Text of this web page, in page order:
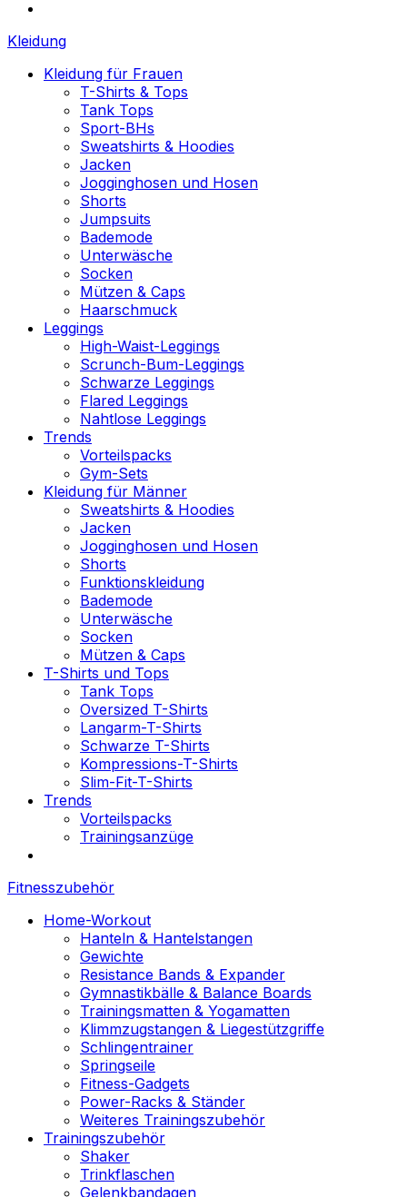
Kleidung
Kleidung für Frauen
T-Shirts & Tops
Tank Tops
Sport-BHs
Sweatshirts & Hoodies
Jacken
Jogginghosen und Hosen
Shorts
Jumpsuits
Bademode
Unterwäsche
Socken
Mützen & Caps
Haarschmuck
Leggings
High-Waist-Leggings
Scrunch-Bum-Leggings
Schwarze Leggings
Flared Leggings
Nahtlose Leggings
Trends
Vorteilspacks
Gym-Sets
Kleidung für Männer
Sweatshirts & Hoodies
Jacken
Jogginghosen und Hosen
Shorts
Funktionskleidung
Bademode
Unterwäsche
Socken
Mützen & Caps
T-Shirts und Tops
Tank Tops
Oversized T-Shirts
Langarm-T-Shirts
Schwarze T-Shirts
Kompressions-T-Shirts
Slim-Fit-T-Shirts
Trends
Vorteilspacks
Trainingsanzüge
Fitnesszubehör
Home-Workout
Hanteln & Hantelstangen
Gewichte
Resistance Bands & Expander
Gymnastikbälle & Balance Boards
Trainingsmatten & Yogamatten
Klimmzugstangen & Liegestützgriffe
Schlingentrainer
Springseile
Fitness-Gadgets
Power-Racks & Ständer
Weiteres Trainingszubehör
Trainingszubehör
Shaker
Trinkflaschen
Gelenkbandagen